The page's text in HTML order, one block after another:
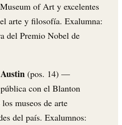
of Art y excelentes
arte y filosofía. Exalumna:
del Premio Nobel de
(pos. 14) —
con el Blanton
museos de arte
del país. Exalumnos: